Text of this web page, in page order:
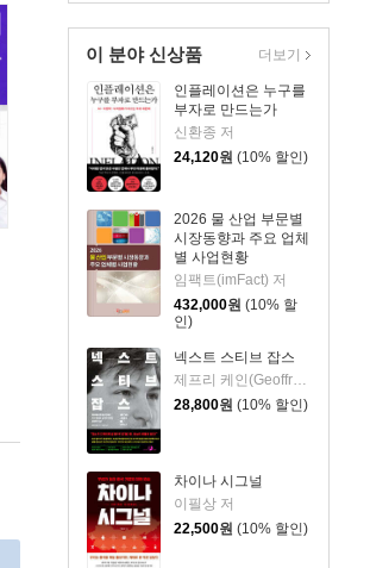
이 분야 신상품
인플레이션은 누구를
부자로 만드는가
신환종 저
24,120원 (10% 할인)
2026 물 산업 부문별
시장동향과 주요 업체
별 사업현황
임팩트(imFact) 저
432,000원 (10% 할
인)
넥스트 스티브 잡스
제프리 케인(Geoffrey Cain) 저/이민석 역
28,800원 (10% 할인)
차이나 시그널
이필상 저
22,500원 (10% 할인)
더보기